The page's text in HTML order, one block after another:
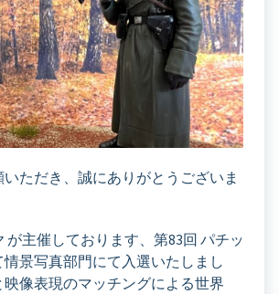
ただき、誠にありがとうございま
が主催しております、第83回 パチッ
景写真部門にて入選いたしまし
像表現のマッチングによる世界